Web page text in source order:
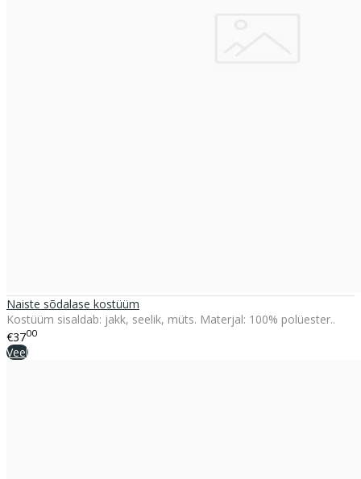
Naiste sõdalase kostüüm
Kostüüm sisaldab: jakk, seelik, müts. Materjal: 100% polüester..
€3700
Veel